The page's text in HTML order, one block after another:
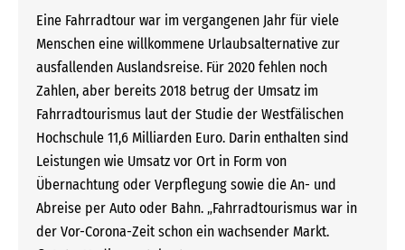
Eine Fahrradtour war im vergangenen Jahr für viele
Menschen eine willkommene Urlaubsalternative zur
ausfallenden Auslandsreise. Für 2020 fehlen noch
Zahlen, aber bereits 2018 betrug der Umsatz im
Fahrradtourismus laut der Studie der Westfälischen
Hochschule 11,6 Milliarden Euro. Darin enthalten sind
Leistungen wie Umsatz vor Ort in Form von
Übernachtung oder Verpflegung sowie die An- und
Abreise per Auto oder Bahn. „Fahrradtourismus war in
der Vor-Corona-Zeit schon ein wachsender Markt.